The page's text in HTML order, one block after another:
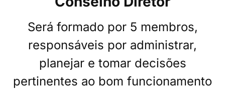
Será formado por 5 membros,
responsáveis por administrar,
planejar e tomar decisões
pertinentes ao bom funcionamento